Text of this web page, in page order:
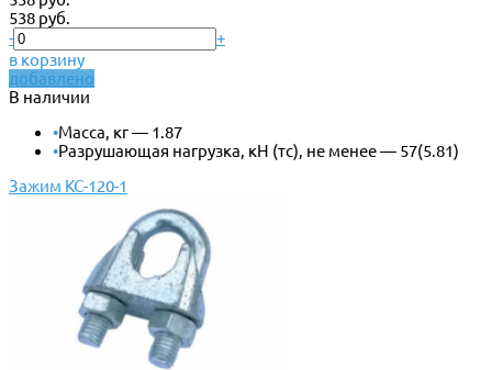
538 руб.
-
+
в корзину
добавлено
В наличии
•Масса, кг — 1.87
•Разрушающая нагрузка, кН (тс), не менее — 57(5.81)
Зажим КС-120-1